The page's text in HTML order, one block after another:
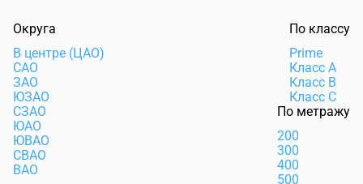
Округа
В центре (ЦАО)
САО
ЗАО
ЮЗАО
СЗАО
ЮАО
ЮВАО
СВАО
ВАО
По классу
Prime
Класс А
Класс В
Класс С
По метражу
200
300
400
500